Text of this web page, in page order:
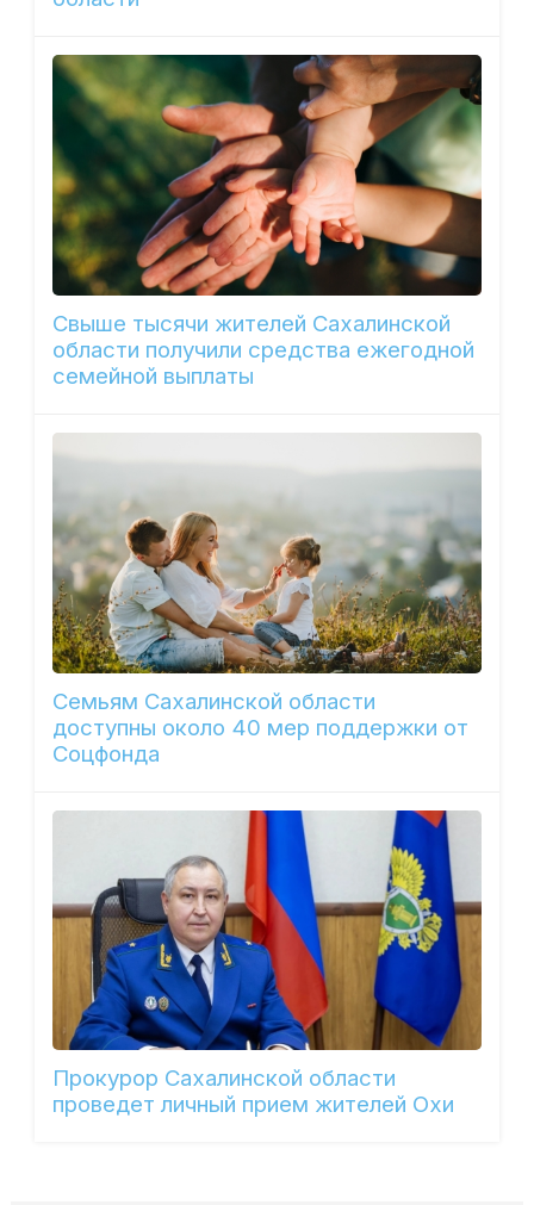
Свыше тысячи жителей Сахалинской
области получили средства ежегодной
семейной выплаты
Семьям Сахалинской области
доступны около 40 мер поддержки от
Соцфонда
Прокурор Сахалинской области
проведет личный прием жителей Охи